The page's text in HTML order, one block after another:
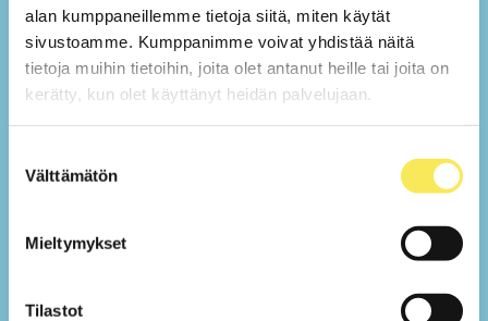
alan kumppaneillemme tietoja siitä, miten käytät
sivustoamme. Kumppanimme voivat yhdistää näitä
tietoja muihin tietoihin, joita olet antanut heille tai joita on
kerätty, kun olet käyttänyt heidän palvelujaan.
valinta
Välttämätön
Mieltymykset
Tilastot
tullut mielettömän hyvää
palautetta nyt, kun se
lanseerattiin
kauppiaillekin. Se
kuvastaa hyvin Stemmaa.